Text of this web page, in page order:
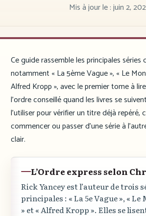
Mis à jour le :juin 2,
Ce guide rassemble les principales séries
notamment « La 5ème Vague », « Le
Alfred Kropp », avec le premier tome à
l’ordre conseillé quand les livres se
l’utiliser pour vérifier un titre déjà repéré,
commencer ou passer d’une série à
clair.
L’Ordre express selon
Rick Yancey est l’auteur de trois
principales : « La 5e Vague »,« Le
» et« Alfred Kropp ». Elles se